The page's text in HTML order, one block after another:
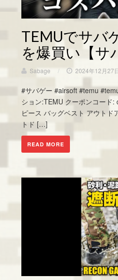
TEMUでサバ
を爆買い【サ
Sabage / 2024年12月27
#サバゲー #airsoft #temu
ション:TEMU クーポンコード:
ピース バッグベスト アウトド
トド […]
READ MORE